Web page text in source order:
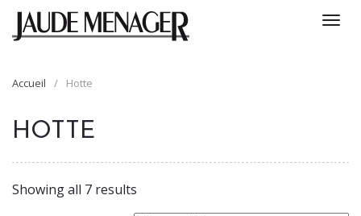
Accueil / Hotte
HOTTE
Showing all 7 results